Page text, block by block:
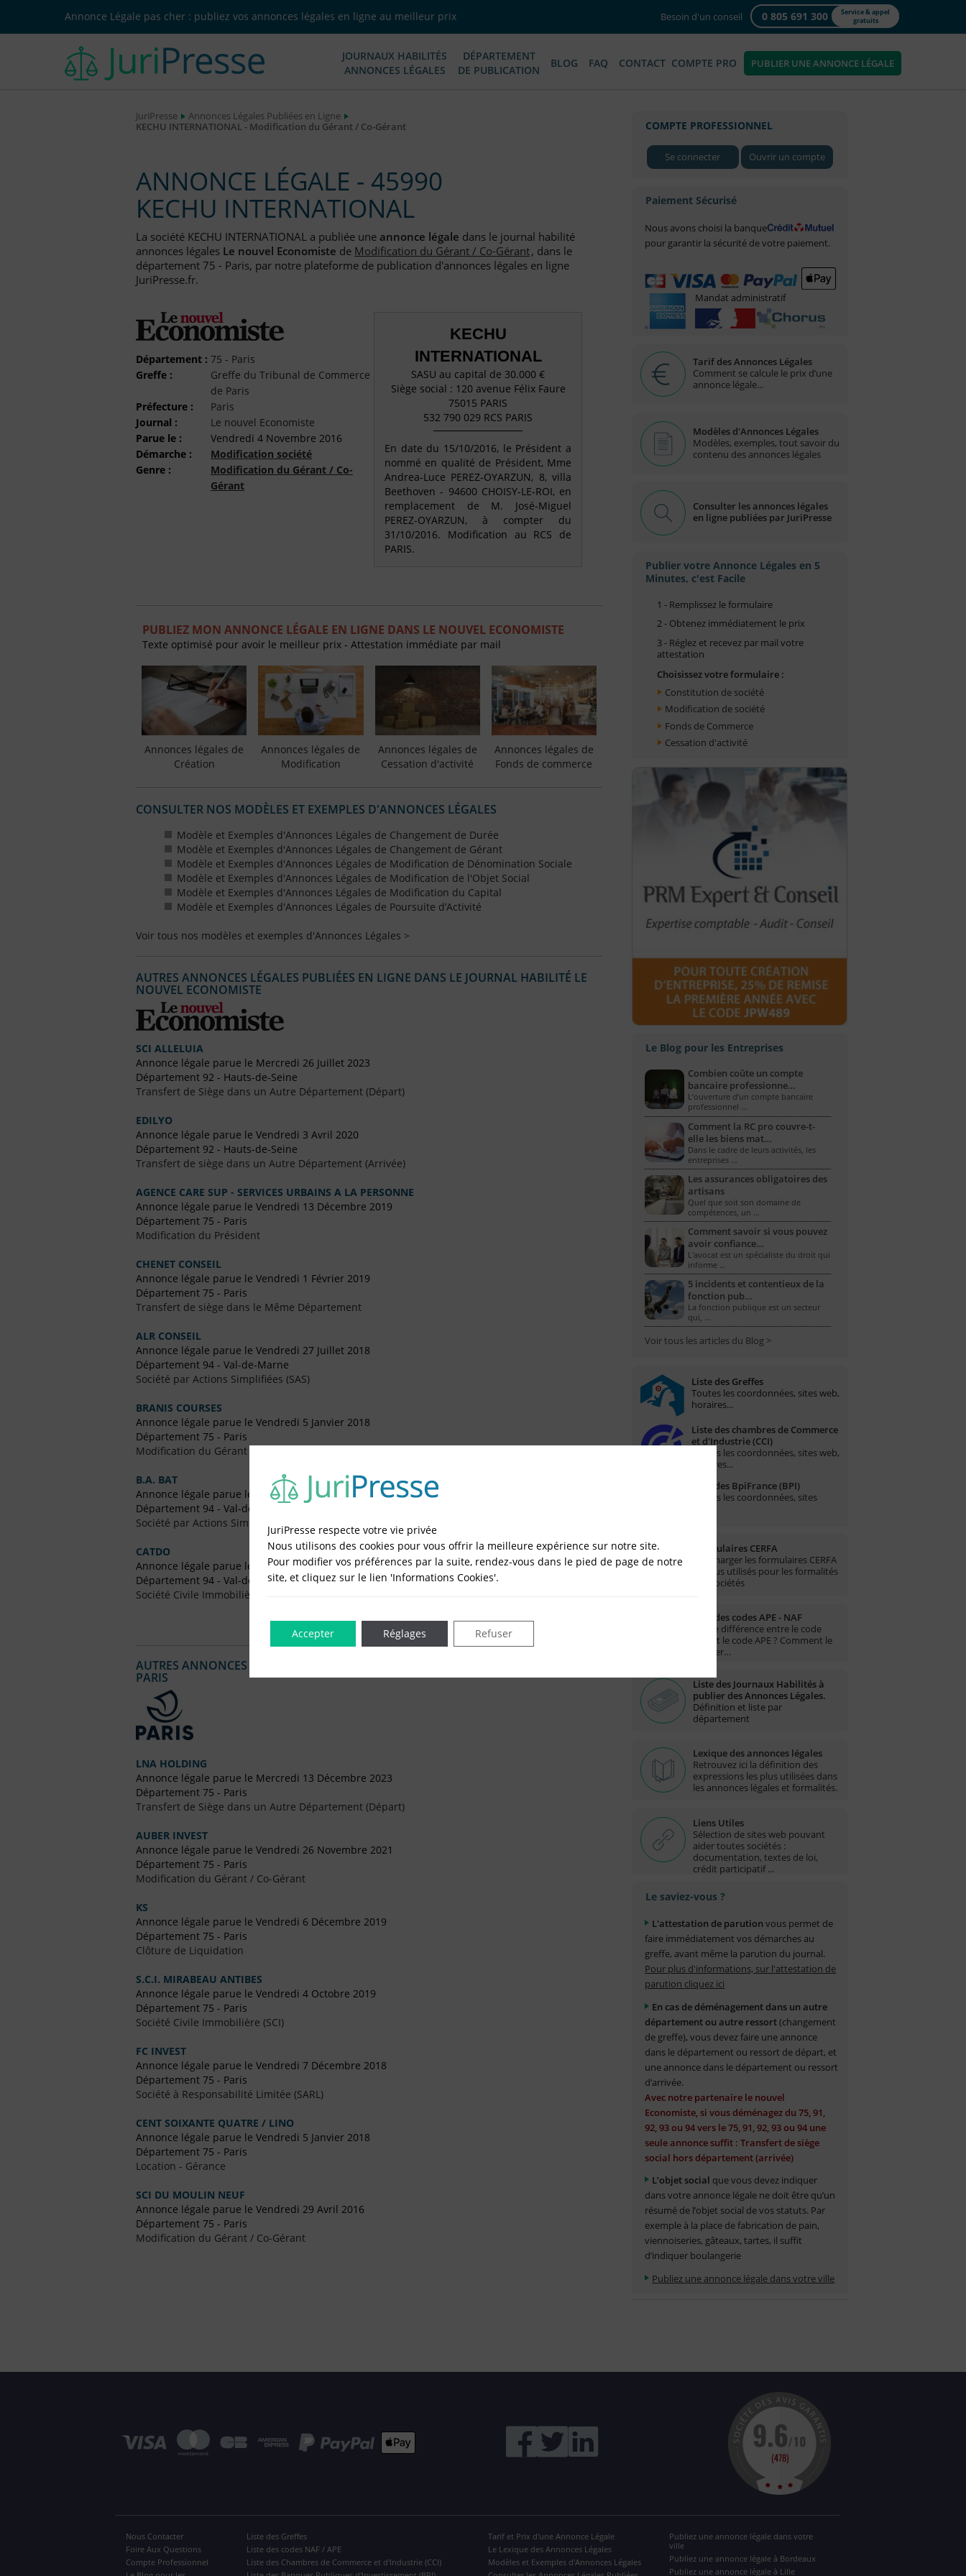
Annonce Légale pas cher : publiez vos annonces légales en ligne au meilleur prix Besoin d'un conseil 0 805 691 300
Service & appel
gratuits
JOURNAUX HABILITÉS
ANNONCES LÉGALES
DÉPARTEMENT
DE PUBLICATION
BLOG FAQ CONTACT COMPTE PRO PUBLIER UNE ANNONCE LÉGALE
JuriPresse
Annonces Légales Publiées en Ligne
KECHU INTERNATIONAL - Modification du Gérant / Co-Gérant
ANNONCE LÉGALE - 45990
KECHU INTERNATIONAL
La société KECHU INTERNATIONAL a publiée une annonce légale dans le journal habilité
annonces légales Le nouvel Economiste de Modification du Gérant / Co-Gérant, dans le
département 75 - Paris, par notre plateforme de publication d'annonces légales en ligne
JuriPresse.fr.
Département : 75 - Paris
Greffe :
Greffe du Tribunal de Commerce
de Paris
Préfecture :
Paris
Journal :
Le nouvel Economiste
Parue le :
Vendredi 4 Novembre 2016
Démarche :
Modification société
Genre :
Modification du Gérant / Co-
Gérant
KECHU
INTERNATIONAL
SASU au capital de 30.000 €
Siège social : 120 avenue Félix Faure
75015 PARIS
532 790 029 RCS PARIS
En date du 15/10/2016, le Président a
nommé en qualité de Président, Mme
Andrea-Luce PEREZ-OYARZUN, 8, villa
Beethoven - 94600 CHOISY-LE-ROI, en
remplacement de M. José-Miguel
PEREZ-OYARZUN, à compter du
31/10/2016. Modification au RCS de
PARIS.
PUBLIEZ MON ANNONCE LÉGALE EN LIGNE DANS LE NOUVEL ECONOMISTE
Texte optimisé pour avoir le meilleur prix - Attestation immédiate par mail
Annonces légales de
Création
Annonces légales de
Modification
Annonces légales de
Cessation d'activité
Annonces légales de
Fonds de commerce
CONSULTER NOS MODÈLES ET EXEMPLES D'ANNONCES LÉGALES
Modèle et Exemples d'Annonces Légales de Changement de Durée
Modèle et Exemples d'Annonces Légales de Changement de Gérant
Modèle et Exemples d'Annonces Légales de Modification de Dénomination Sociale
Modèle et Exemples d'Annonces Légales de Modification de l'Objet Social
Modèle et Exemples d'Annonces Légales de Modification du Capital
Modèle et Exemples d'Annonces Légales de Poursuite d’Activité
Voir tous nos modèles et exemples d'Annonces Légales >
AUTRES ANNONCES LÉGALES PUBLIÉES EN LIGNE DANS LE JOURNAL HABILITÉ LE
NOUVEL ECONOMISTE
SCI ALLELUIA
Annonce légale parue le Mercredi 26 Juillet 2023
Département 92 - Hauts-de-Seine
Transfert de Siège dans un Autre Département (Départ)
EDILYO
Annonce légale parue le Vendredi 3 Avril 2020
Département 92 - Hauts-de-Seine
Transfert de siège dans un Autre Département (Arrivée)
AGENCE CARE SUP - SERVICES URBAINS A LA PERSONNE
Annonce légale parue le Vendredi 13 Décembre 2019
Département 75 - Paris
Modification du Président
CHENET CONSEIL
Annonce légale parue le Vendredi 1 Février 2019
Département 75 - Paris
Transfert de siège dans le Même Département
ALR CONSEIL
Annonce légale parue le Vendredi 27 Juillet 2018
Département 94 - Val-de-Marne
Société par Actions Simplifiées (SAS)
BRANIS COURSES
Annonce légale parue le Vendredi 5 Janvier 2018
Département 75 - Paris
Modification du Gérant / Co-Gérant
B.A. BAT
Annonce légale parue le Vendredi 29 Septembre 2017
Département 94 - Val-de-Marne
Société par Actions Simplifiées (SAS)
CATDO
Annonce légale parue le Vendredi 13 Mai 2016
Département 94 - Val-de-Marne
Société Civile Immobilière (SCI)
AUTRES ANNONCES LÉGALES PUBLIÉES EN LIGNE DANS LE DÉPARTEMENT DU 75 -
PARIS
LNA HOLDING
Annonce légale parue le Mercredi 13 Décembre 2023
Département 75 - Paris
Transfert de Siège dans un Autre Département (Départ)
AUBER INVEST
Annonce légale parue le Vendredi 26 Novembre 2021
Département 75 - Paris
Modification du Gérant / Co-Gérant
KS
Annonce légale parue le Vendredi 6 Décembre 2019
Département 75 - Paris
Clôture de Liquidation
S.C.I. MIRABEAU ANTIBES
Annonce légale parue le Vendredi 4 Octobre 2019
Département 75 - Paris
Société Civile Immobilière (SCI)
FC INVEST
Annonce légale parue le Vendredi 7 Décembre 2018
Département 75 - Paris
Société à Responsabilité Limitée (SARL)
CENT SOIXANTE QUATRE / LINO
Annonce légale parue le Vendredi 5 Janvier 2018
Département 75 - Paris
Location - Gérance
SCI DU MOULIN NEUF
Annonce légale parue le Vendredi 29 Avril 2016
Département 75 - Paris
Modification du Gérant / Co-Gérant
COMPTE PROFESSIONNEL
Se connecter Ouvrir un compte
Paiement Sécurisé
Nous avons choisi la banque
pour garantir la sécurité de votre paiement.
Mandat administratif
Tarif des Annonces Légales
Comment se calcule le prix d’une
annonce légale...
Modèles d'Annonces Légales
Modèles, exemples, tout savoir du
contenu des annonces légales
Consulter les annonces légales
en ligne publiées par JuriPresse
Publier votre Annonce Légales en 5
Minutes, c'est Facile
1 - Remplissez le formulaire
2 - Obtenez immédiatement le prix
3 - Réglez et recevez par mail votre
attestation
Choisissez votre formulaire :
Constitution de société
Modification de société
Fonds de Commerce
Cessation d'activité
Le Blog pour les Entreprises
Combien coûte un compte
bancaire professionne…
L’ouverture d’un compte bancaire
professionnel …
Comment la RC pro couvre-t-
elle les biens mat…
Dans le cadre de leurs activités, les
entreprises …
Les assurances obligatoires des
artisans
Quel que soit son domaine de
compétences, un …
Comment savoir si vous pouvez
avoir confiance…
L'avocat est un spécialiste du droit qui
informe …
5 incidents et contentieux de la
fonction pub…
La fonction publique est un secteur
qui, …
Voir tous les articles du Blog >
Liste des Greffes
Toutes les coordonnées, sites web,
horaires...
Liste des chambres de Commerce
et d'Industrie (CCI)
Toutes les coordonnées, sites web,
horaires...
Liste des BpiFrance (BPI)
Toutes les coordonnées, sites
Formulaires CERFA
Télécharger les formulaires CERFA
les plus utilisés pour les formalités
des sociétés
Liste des codes APE - NAF
Quelle différence entre le code
NAF et le code APE ? Comment le
trouver…
Liste des Journaux Habilités à
publier des Annonces Légales.
Définition et liste par
département
Lexique des annonces légales
Retrouvez ici la définition des
expressions les plus utilisées dans
les annonces légales et formalités.
Liens Utiles
Sélection de sites web pouvant
aider toutes sociétés :
documentation, textes de loi,
crédit participatif ...
Le saviez-vous ?
L'attestation de parution vous permet de
faire immédiatement vos démarches au
greffe, avant même la parution du journal.
Pour plus d'informations, sur l'attestation de
parution cliquez ici
En cas de déménagement dans un autre
département ou autre ressort(changement
de greffe), vous devez faire une annonce
dans le département ou ressort de départ, et
une annonce dans le département ou ressort
d’arrivée.
Avec notre partenaire le nouvel
Economiste, si vous déménagez du 75, 91,
92, 93 ou 94 vers le 75, 91, 92, 93 ou 94 une
seule annonce suffit : Transfert de siège
social hors département (arrivée)
L’objet social que vous devez indiquer
dans votre annonce légale ne doit être qu’un
résumé de l’objet social de vos statuts. Par
exemple à la place de fabrication de pain,
viennoiseries, gâteaux, tartes, il suffit
d’indiquer boulangerie
Publiez une annonce légale dans votre ville
Nous Contacter
Foire Aux Questions
Compte Professionnel
Liste des Greffes
Liste des codes NAF / APE
Liste des Chambres de Commerce et d'Industrie (CCI)
Tarif et Prix d'une Annonce Légale
Le Lexique des Annonces Légales
Modèles et Exemples d'Annonces Légales
Publiez une annonce légale dans votre
ville
Publiez une annonce légale à Bordeaux
Publiez une annonce légale à Lille
JuriPresse respecte votre vie privée
Nous utilisons des cookies pour vous offrir la meilleure expérience sur notre site.
Pour modifier vos préférences par la suite, rendez-vous dans le pied de page de notre
site, et cliquez sur le lien 'Informations Cookies'.
Accepter Refuser
Réglages